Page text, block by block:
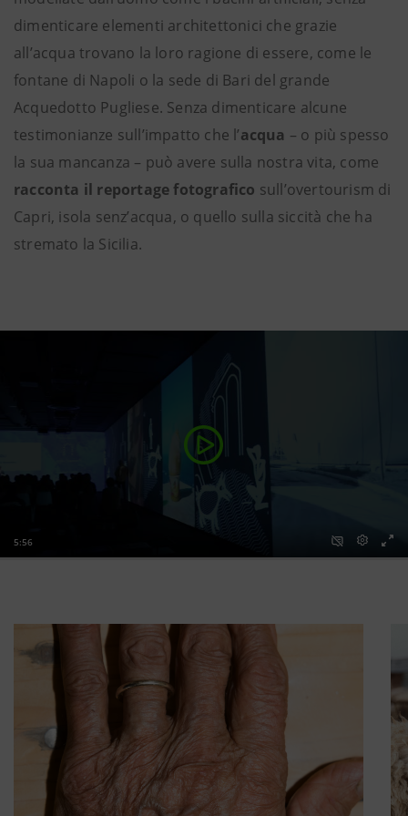
dimenticare elementi architettonici che grazie
all’acqua trovano la loro ragione di essere, come le
fontane di Napoli o la sede di Bari del grande
Acquedotto Pugliese. Senza dimenticare alcune
testimonianze sull’impatto che l’acqua – o più spesso
la sua mancanza – può avere sulla nostra vita, come
racconta il reportage fotografico sull’overtourism di
Capri, isola senz’acqua, o quello sulla siccità che ha
stremato la Sicilia.